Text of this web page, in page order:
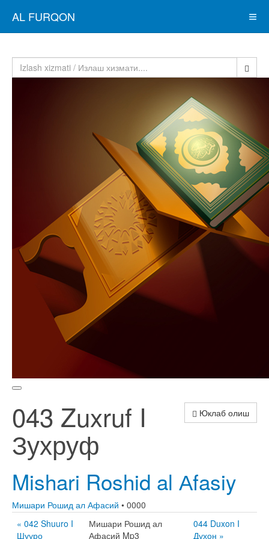
AL FURQON
Юклаб олиш
043 Zuxruf I
Зухруф
Mishari Roshid al Аfasiy
Мишари Рошид ал Афасий • 0000
« 042 Shuuro I
Шууро
Мишари Рошид ал
Афасий Mp3
044 Duxon I
Духон »